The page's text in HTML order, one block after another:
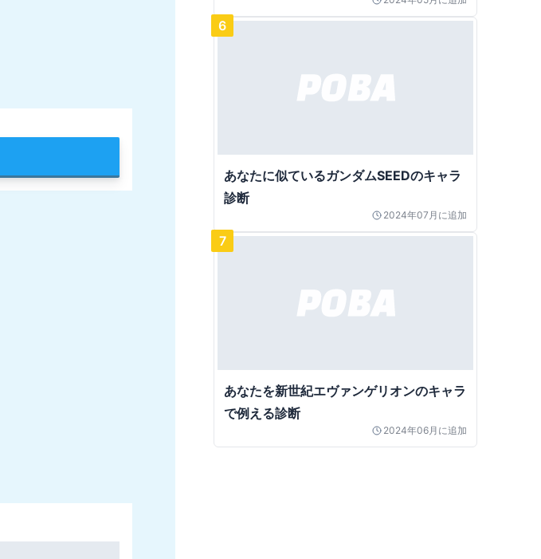
6
あなたに似ているガンダムSEEDのキャラ
診断
2024年07月 に追加
7
あなたを新世紀エヴァンゲリオンのキャラ
で例える診断
2024年06月 に追加